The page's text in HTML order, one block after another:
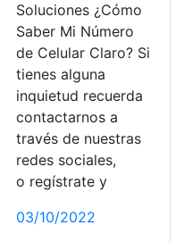
Roblox,Soluciones
Soluciones ¿Cómo
Saber Mi Número
de Celular Claro? Si
tienes alguna
inquietud recuerda
contactarnos a
través de nuestras
redes sociales,
o regístrate y
03/10/2022